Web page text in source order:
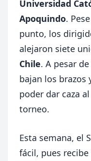
Universidad
Apoquindo.
punto, los
alejaron siete
Chile. A pesar
bajan los brazos
poder dar caza
torneo.
Esta semana, el
fácil, pues